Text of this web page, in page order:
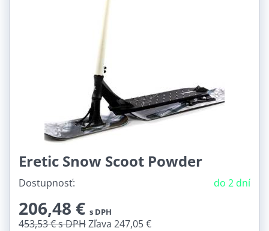
Eretic Snow Scoot Powder
Dostupnosť: do 2 dní
206,48 € s DPH
453,53 €s DPHZľava 247,05 €